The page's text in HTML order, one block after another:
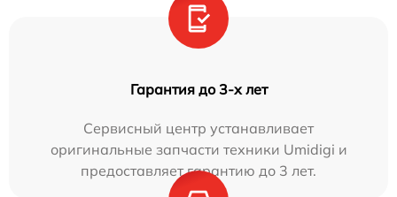
Гарантия до 3-х лет
Сервисный центр устанавливает
оригинальные запчасти техники Umidigi и
предоставляет гарантию до 3 лет.